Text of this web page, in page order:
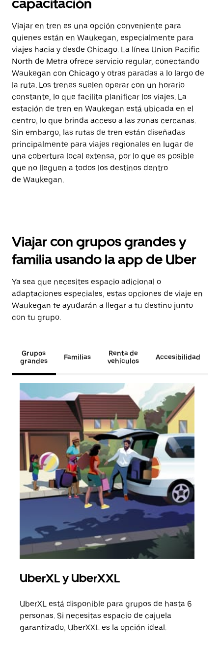
capacitación
Viajar en tren es una opción conveniente para
quienes están en Waukegan, especialmente para
viajes hacia y desde Chicago. La línea Union Pacific
North de Metra ofrece servicio regular, conectando
Waukegan con Chicago y otras paradas a lo largo de
la ruta. Los trenes suelen operar con un horario
constante, lo que facilita planificar los viajes. La
estación de tren en Waukegan está ubicada en el
centro, lo que brinda acceso a las zonas cercanas.
Sin embargo, las rutas de tren están diseñadas
principalmente para viajes regionales en lugar de
una cobertura local extensa, por lo que es posible
que no lleguen a todos los destinos dentro
de Waukegan.
Viajar con grupos grandes y
familia usando la app de Uber
Ya sea que necesites espacio adicional o
adaptaciones especiales, estas opciones de viaje en
Waukegan te ayudarán a llegar a tu destino junto
con tu grupo.
Grupos
grandes
Familias
Renta de
vehículos
Accesibilidad
UberXL y UberXXL
UberXL está disponible para grupos de hasta 6
personas. Si necesitas espacio de cajuela
garantizado, UberXXL es la opción ideal.